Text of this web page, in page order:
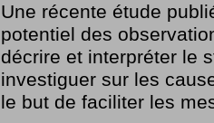
Une récente étude
potentiel des
décrire et interpréter le
investiguer sur les
le but de faciliter les